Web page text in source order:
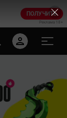
ПОЛУЧИТЬ
Реклама 18+